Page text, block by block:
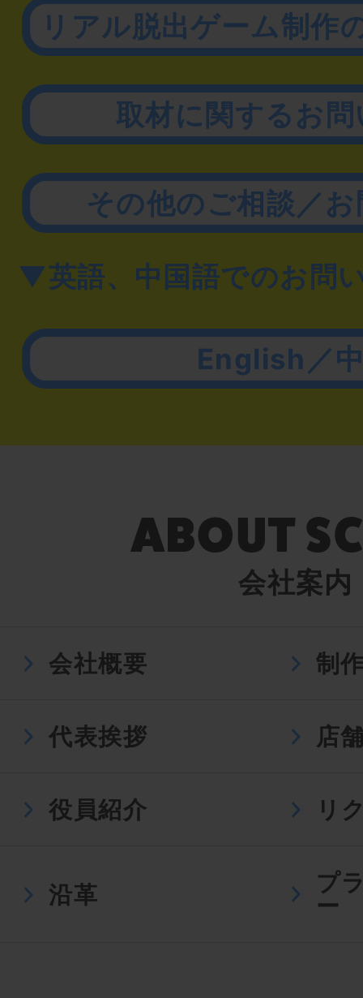
リアル脱出ゲーム制作
取材に関するお
その他のご相談／
▼英語、中国語でのお問
English／
会社案内
会社概要 制
代表挨拶 店
役員紹介 リ
沿革
プ
ー